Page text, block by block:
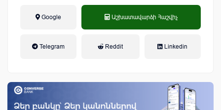
Google Աշխատավարձի Հաշվիչ
Telegram Reddit Linkedin